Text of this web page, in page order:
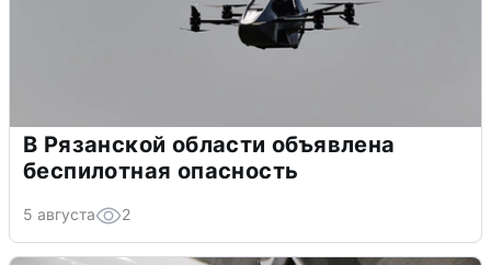
В Рязанской области объявлена
беспилотная опасность
5 августа 2